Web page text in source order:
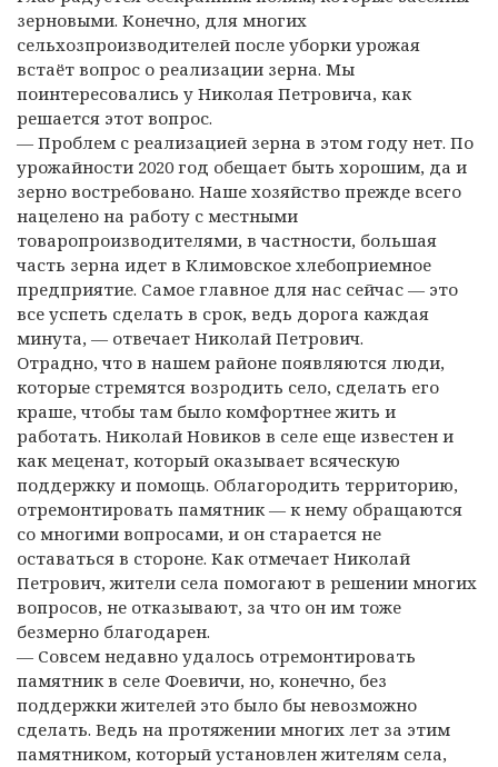
зерновыми. Конечно, для многих
сельхозпроизводителей после уборки урожая
встаёт вопрос о реализации зерна. Мы
поинтересовались у Николая Петровича, как
решается этот вопрос.
— Проблем с реализацией зерна в этом году нет. По
урожайности 2020 год обещает быть хорошим, да и
зерно востребовано. Наше хозяйство прежде всего
нацелено на работу с местными
товаропроизводителями, в частности, большая
часть зерна идет в Климовское хлебоприемное
предприятие. Самое главное для нас сейчас — это
все успеть сделать в срок, ведь дорога каждая
минута, — отвечает Николай Петрович.
Отрадно, что в нашем районе появляются люди,
которые стремятся возродить село, сделать его
краше, чтобы там было комфортнее жить и
работать. Николай Новиков в селе еще известен и
как меценат, который оказывает всяческую
поддержку и помощь. Облагородить территорию,
отремонтировать памятник — к нему обращаются
со многими вопросами, и он старается не
оставаться в стороне. Как отмечает Николай
Петрович, жители села помогают в решении многих
вопросов, не отказывают, за что он им тоже
безмерно благодарен.
— Совсем недавно удалось отремонтировать
памятник в селе Фоевичи, но, конечно, без
поддержки жителей это было бы невозможно
сделать. Ведь на протяжении многих лет за этим
памятником, который установлен жителям села,